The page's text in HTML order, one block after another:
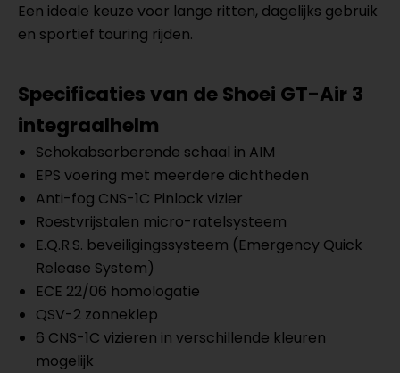
Een ideale keuze voor lange ritten, dagelijks gebruik
en sportief touring rijden.
Specificaties van de Shoei GT-Air 3
integraalhelm
Schokabsorberende schaal in AIM
EPS voering met meerdere dichtheden
Anti-fog CNS-1C Pinlock vizier
Roestvrijstalen micro-ratelsysteem
E.Q.R.S. beveiligingssysteem (Emergency Quick
Release System)
ECE 22/06 homologatie
QSV-2 zonneklep
6 CNS-1C vizieren in verschillende kleuren
mogelijk